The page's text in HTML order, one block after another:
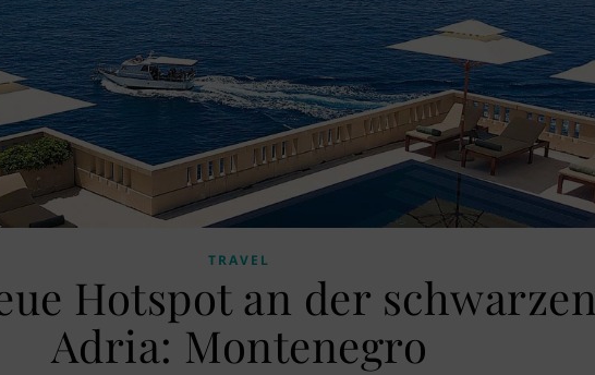
TRAVEL
Hotspot an der schwarzen
Adria: Montenegro